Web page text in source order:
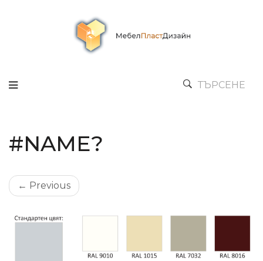
ТЪРСЕНЕ
#NAME?
← Previous